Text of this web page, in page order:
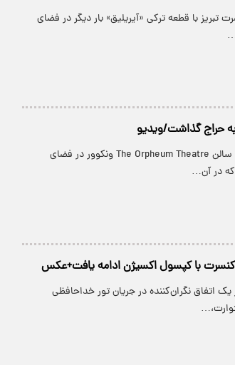
تبریز با قطعه ترکی «آیریلیق» بار دیگر در فضای
حراج گذاشت/ویدیو
ویدئویی از کنسرت شادمهر عقیلی در سالن The Orpheum Theatre ونکوور در فضای
در آن…
کنسرت با کپسول اکسیژن ادامه یافت+عکس
اتفاق نگران‌کننده در جریان تور خداحافظی